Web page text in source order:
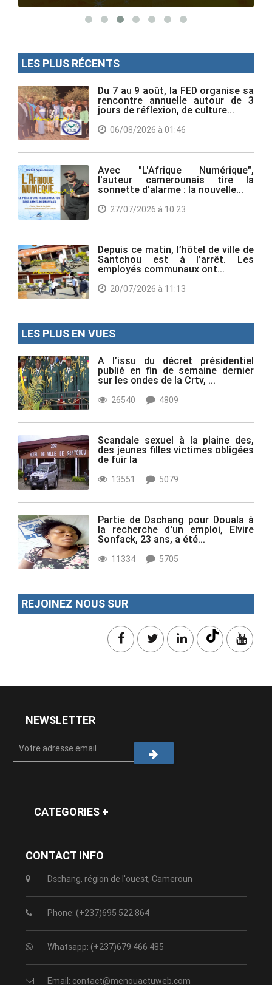
LES PLUS RÉCENTS
Du 7 au 9 août, la FED organise sa
rencontre annuelle autour de 3
jours de réflexion, de culture...
06/08/2026 à 01:46
Avec "L'Afrique Numérique",
l'auteur camerounais tire la
sonnette d'alarme : la nouvelle...
27/07/2026 à 10:23
Depuis ce matin, l’hôtel de ville de
Santchou est à l’arrêt. Les
employés communaux ont...
20/07/2026 à 11:13
LES PLUS EN VUES
A l’issu du décret présidentiel
publié en fin de semaine dernier
sur les ondes de la Crtv, ...
26540 4809
Scandale sexuel à la plaine des,
des jeunes filles victimes obligées
de fuir la
13551 5079
Partie de Dschang pour Douala à
la recherche d'un emploi, Elvire
Sonfack, 23 ans, a été...
11334 5705
REJOINEZ NOUS SUR
NEWSLETTER
CATEGORIES +
CONTACT INFO
Dschang, région de l'ouest, Cameroun
Phone: (+237)695 522 864
Whatsapp: (+237)679 466 485
Email: contact@menouactuweb.com